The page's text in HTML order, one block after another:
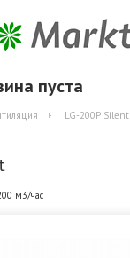
пуста
LG-200P Silent
м3/час